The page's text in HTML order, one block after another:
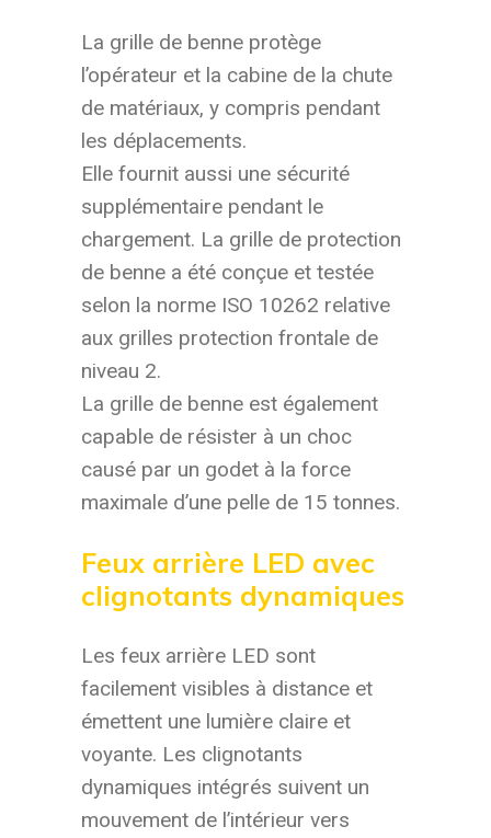
La grille de benne protège
l’opérateur et la cabine de la chute
de matériaux, y compris pendant
les déplacements.
Elle fournit aussi une sécurité
supplémentaire pendant le
chargement. La grille de protection
de benne a été conçue et testée
selon la norme ISO 10262 relative
aux grilles protection frontale de
niveau 2.
La grille de benne est également
capable de résister à un choc
causé par un godet à la force
maximale d’une pelle de 15 tonnes.
Feux arrière LED avec
clignotants dynamiques
Les feux arrière LED sont
facilement visibles à distance et
émettent une lumière claire et
voyante. Les clignotants
dynamiques intégrés suivent un
mouvement de l’intérieur vers